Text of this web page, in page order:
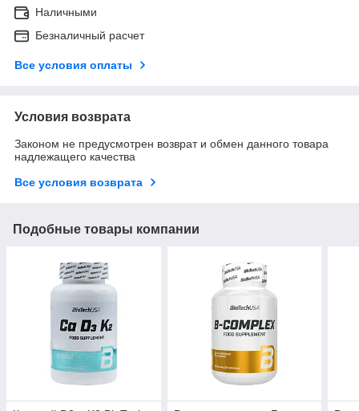
Наличными
Безналичный расчет
Все условия оплаты
Условия возврата
Законом не предусмотрен возврат и обмен данного товара
надлежащего качества
Все условия возврата
Подобные товары компании